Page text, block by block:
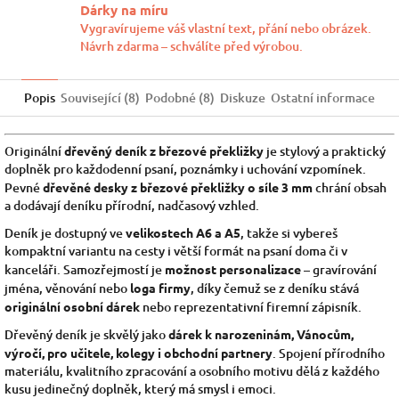
Dárky na míru
Vygravírujeme váš vlastní text, přání nebo obrázek.
Návrh zdarma – schválíte před výrobou.
Popis Související (8) Podobné (8) Diskuze Ostatní informace
Originálnídřevěný deník z březové překližky je stylový a praktický
doplněk pro každodenní psaní, poznámky i uchování vzpomínek.
Pevnédřevěné desky z březové překližky o síle 3 mmchrání obsah
a dodávají deníku přírodní, nadčasový vzhled.
Deník je dostupný vevelikostech A6 a A5, takže si vybereš
kompaktní variantu na cesty i větší formát na psaní doma či v
kanceláři. Samozřejmostí je možnost personalizace– gravírování
jména, věnování nebo loga firmy, díky čemuž se z deníku stává
originální osobní dárek nebo reprezentativní firemní zápisník.
Dřevěný deník je skvělý jakodárek k narozeninám, Vánocům,
výročí, pro učitele, kolegy i obchodní partnery. Spojení přírodního
materiálu, kvalitního zpracování a osobního motivu dělá z každého
kusu jedinečný doplněk, který má smysl i emoci.